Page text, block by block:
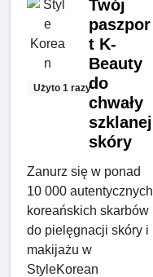
Użyto 1 razy
Twój
paszpor
t K-
Beauty
do
chwały
szklanej
skóry
Zanurz się w ponad
10 000 autentycznych
koreańskich skarbów
do pielęgnacji skóry i
makijażu w
StyleKorean